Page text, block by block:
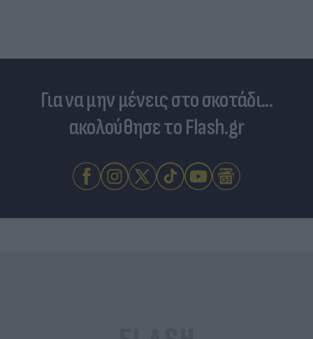
Για να μην μένεις στο σκοτάδι...
ακολούθησε το Flash.gr